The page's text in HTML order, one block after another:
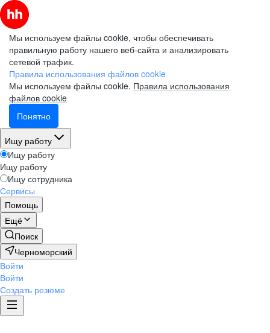
Мы используем файлы cookie, чтобы обеспечивать
правильную работу нашего веб-сайта и анализировать
сетевой трафик.
Правила использования файлов cookie
Мы используем файлы cookie. Правила использования
файлов cookie
Понятно
Ищу работу
Ищу работу
Ищу работу
Ищу сотрудника
Сервисы
Помощь
Ещё
Поиск
Черноморский
Войти
Войти
Создать резюме